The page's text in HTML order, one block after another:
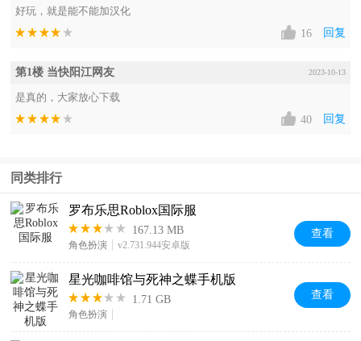
好玩，就是能不能加汉化
16
回复
第1楼 当快阳江网友 2023-10-13
是真的，大家放心下载
40
回复
同类排行
罗布乐思Roblox国际服
167.13 MB
角色扮演 v2.731.944安卓版
查看
星光咖啡馆与死神之蝶手机版
1.71 GB
角色扮演
查看